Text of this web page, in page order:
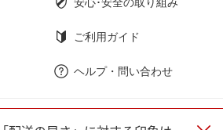
ご利用ガイド
ヘルプ・問い合わせ